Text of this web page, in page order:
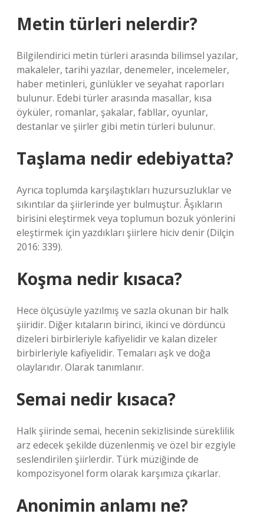
Metin türleri nelerdir?
Bilgilendirici metin türleri arasında bilimsel yazılar,
makaleler, tarihi yazılar, denemeler, incelemeler,
haber metinleri, günlükler ve seyahat raporları
bulunur. Edebi türler arasında masallar, kısa
öyküler, romanlar, şakalar, fabllar, oyunlar,
destanlar ve şiirler gibi metin türleri bulunur.
Taşlama nedir edebiyatta?
Ayrıca toplumda karşılaştıkları huzursuzluklar ve
sıkıntılar da şiirlerinde yer bulmuştur. Âşıkların
birisini eleştirmek veya toplumun bozuk yönlerini
eleştirmek için yazdıkları şiirlere hiciv denir (Dilçin
2016: 339).
Koşma nedir kısaca?
Hece ölçüsüyle yazılmış ve sazla okunan bir halk
şiiridir. Diğer kıtaların birinci, ikinci ve dördüncü
dizeleri birbirleriyle kafiyelidir ve kalan dizeler
birbirleriyle kafiyelidir. Temaları aşk ve doğa
olaylarıdır. Olarak tanımlanır.
Semai nedir kısaca?
Halk şiirinde semai, hecenin sekizlisinde süreklilik
arz edecek şekilde düzenlenmiş ve özel bir ezgiyle
seslendirilen şiirlerdir. Türk müziğinde de
kompozisyonel form olarak karşımıza çıkarlar.
Anonimin anlamı ne?